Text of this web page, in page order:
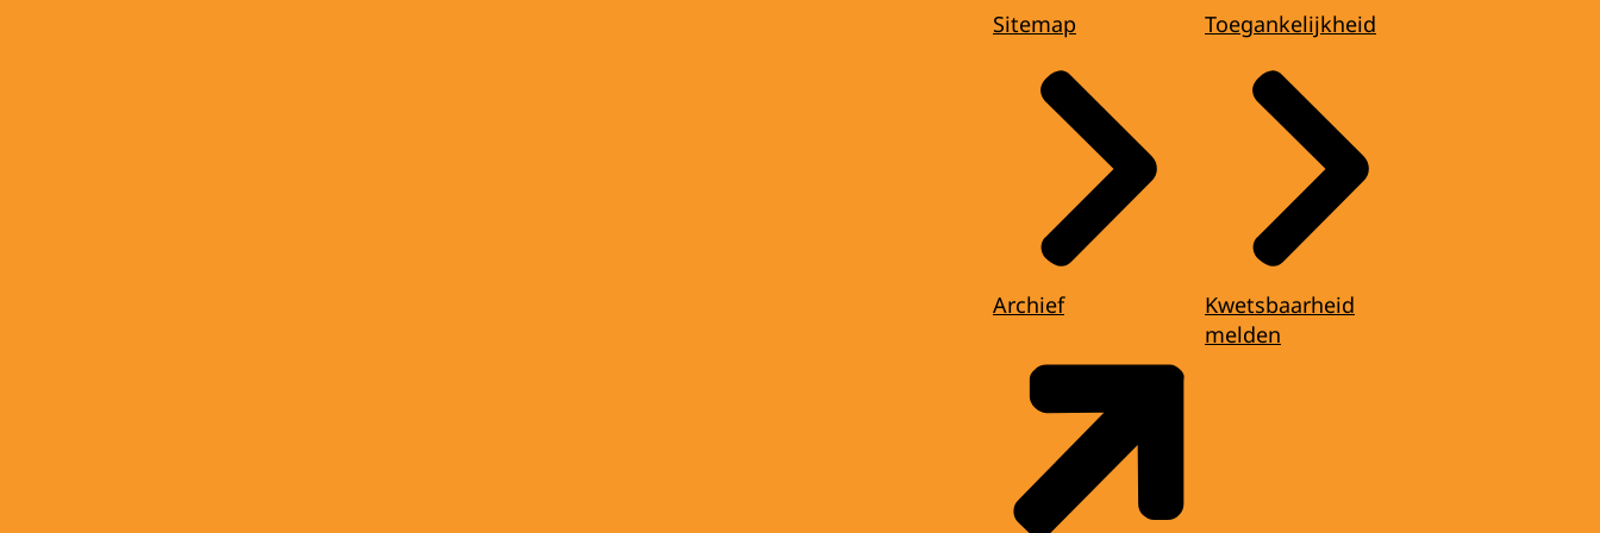
Sitemap
Archief
Toegankelijkheid
Kwetsbaarheid
melden